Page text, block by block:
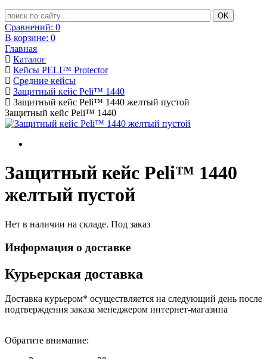
Сравнений: 0
В корзине: 0
Главная
Каталог
Кейсы PELI™ Protector
Средние кейсы
Защитный кейс Peli™ 1440
Защитный кейс Peli™ 1440 желтый пустой
Защитный кейс Peli™ 1440
Защитный кейс Peli™ 1440
желтый пустой
Нет в наличии на складе. Под заказ
Информация о доставке
Курьерская доставка
Доставка курьером* осуществляется на следующий день после
подтверждения заказа менеджером интернет-магазина
Обратите внимание: